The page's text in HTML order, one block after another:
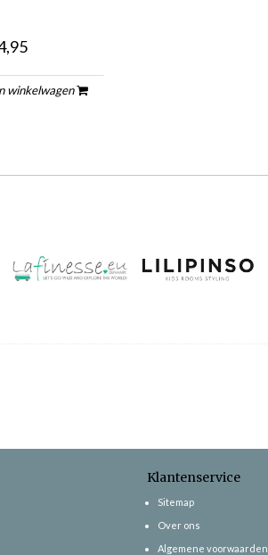
winkelwagen
Klantenservice
Sitemap
Over ons
Algemene voorwaarden